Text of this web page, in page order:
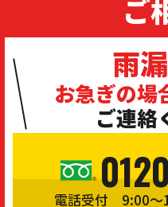
ご
雨
お急ぎの場
ご連絡
電話受付 9:00〜